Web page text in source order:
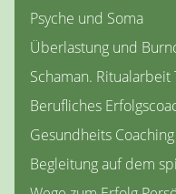
Psyche und Soma
Überlastung und
Schaman. Ritualarbeit
Berufliches
Gesundheits Coaching
Begleitung auf dem